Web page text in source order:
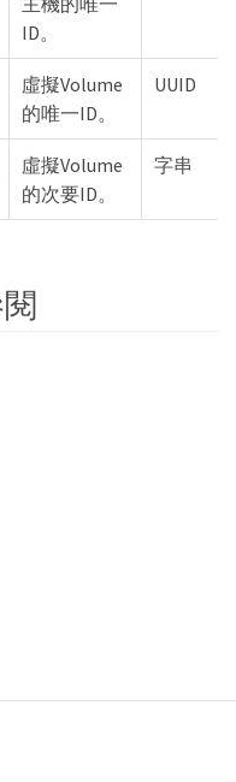
ID。
虛擬Volume
的唯一ID。
UUID
虛擬Volume
的次要ID。
字串